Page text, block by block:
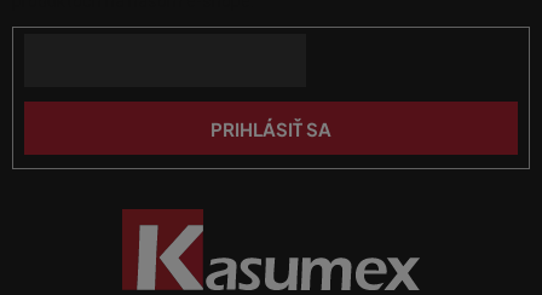
k
ý
p
i
t
PRIHLÁSIŤ SA